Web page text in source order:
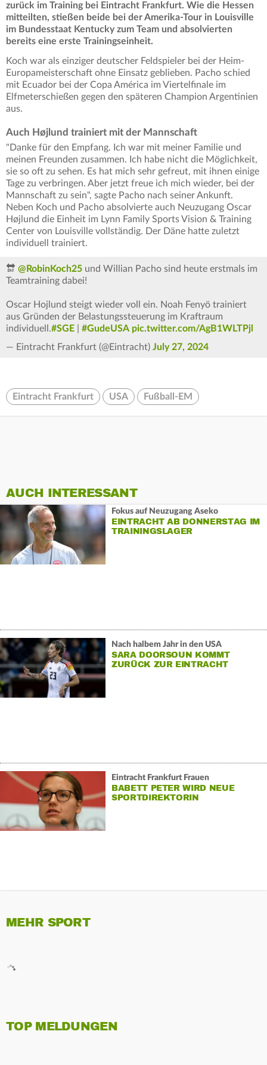
zurück im Training bei Eintracht Frankfurt. Wie die Hessen
mitteilten, stießen beide bei der Amerika-Tour in Louisville
im Bundesstaat Kentucky zum Team und absolvierten
bereits eine erste Trainingseinheit.
Koch war als einziger deutscher Feldspieler bei der Heim-
Europameisterschaft ohne Einsatz geblieben. Pacho schied
mit Ecuador bei der Copa América im Viertelfinale im
Elfmeterschießen gegen den späteren Champion Argentinien
aus.
Auch Højlund trainiert mit der Mannschaft
"Danke für den Empfang. Ich war mit meiner Familie und
meinen Freunden zusammen. Ich habe nicht die Möglichkeit,
sie so oft zu sehen. Es hat mich sehr gefreut, mit ihnen einige
Tage zu verbringen. Aber jetzt freue ich mich wieder, bei der
Mannschaft zu sein", sagte Pacho nach seiner Ankunft.
Neben Koch und Pacho absolvierte auch Neuzugang Oscar
Højlund die Einheit im Lynn Family Sports Vision & Training
Center von Louisville vollständig. Der Däne hatte zuletzt
individuell trainiert.
🔛 @RobinKoch25 und Willian Pacho sind heute erstmals im
Teamtraining dabei!
Oscar Hojlund steigt wieder voll ein. Noah Fenyö trainiert
aus Gründen der Belastungssteuerung im Kraftraum
individuell.#SGE #GudeUSA pic.twitter.com/AgB1WLTPjl
— Eintracht Frankfurt (@Eintracht) July 27, 2024
Eintracht Frankfurt USA Fußball-EM
AUCH INTERESSANT
Fokus auf Neuzugang Aseko
EINTRACHT AB DONNERSTAG IM
TRAININGSLAGER
Nach halbem Jahr in den USA
SARA DOORSOUN KOMMT
ZURÜCK ZUR EINTRACHT
Eintracht Frankfurt Frauen
BABETT PETER WIRD NEUE
SPORTDIREKTORIN
MEHR SPORT
TOP MELDUNGEN